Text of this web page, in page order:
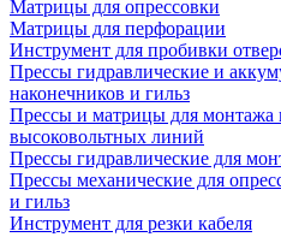
Матрицы для опрессовки
Матрицы для перфорации
Инструмент для пробивки
Прессы гидравлические и
наконечников и гильз
Прессы и матрицы для монтажа
высоковольтных линий
Прессы гидравлические для
Прессы механические для
и гильз
Инструмент для резки кабеля